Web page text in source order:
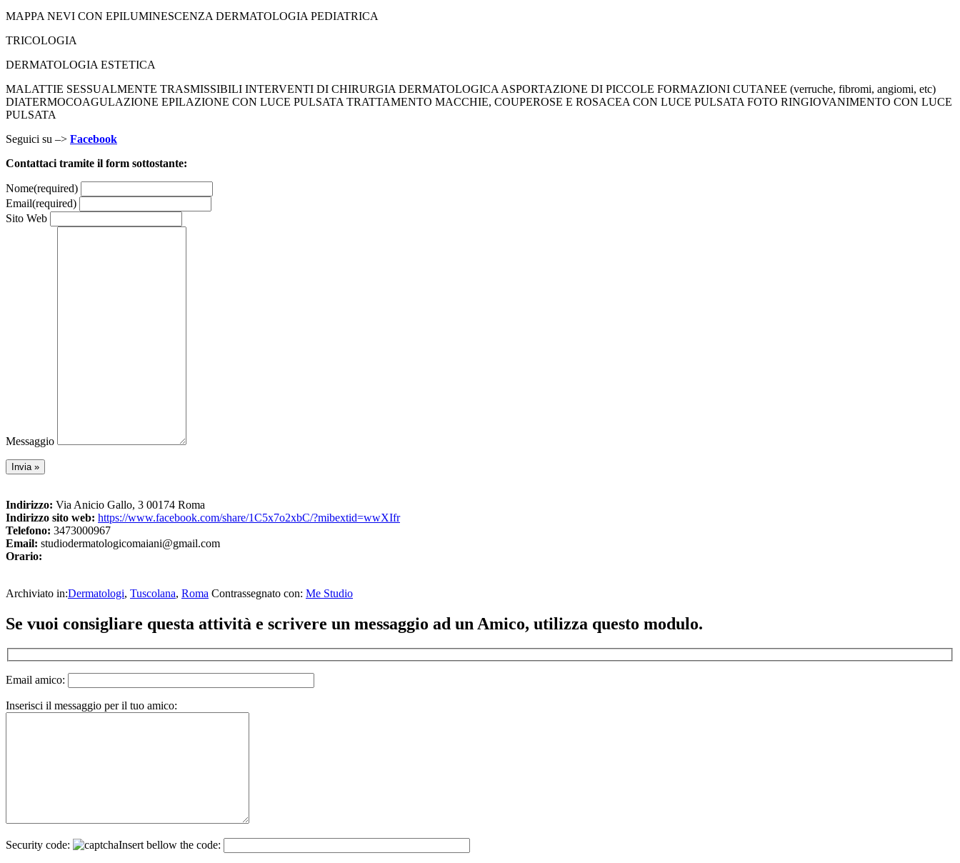
MAPPA NEVI CON EPILUMINESCENZA DERMATOLOGIA PEDIATRICA
TRICOLOGIA
DERMATOLOGIA ESTETICA
MALATTIE SESSUALMENTE TRASMISSIBILI INTERVENTI DI CHIRURGIA DERMATOLOGICA ASPORTAZIONE DI PICCOLE FORMAZIONI CUTANEE (verruche, fibromi, angiomi, etc)
DIATERMOCOAGULAZIONE EPILAZIONE CON LUCE PULSATA TRATTAMENTO MACCHIE, COUPEROSE E ROSACEA CON LUCE PULSATA FOTO RINGIOVANIMENTO CON LUCE
PULSATA
Seguici su –> Facebook
Contattaci tramite il form sottostante:
Nome(required)
Email(required)
Sito Web
Messaggio
Indirizzo: Via Anicio Gallo, 3 00174 Roma
Indirizzo sito web: https://www.facebook.com/share/1C5x7o2xbC/?mibextid=wwXIfr
Telefono: 3473000967
Email: studiodermatologicomaiani@gmail.com
Orario:
Archiviato in:Dermatologi, Tuscolana, Roma Contrassegnato con: Me Studio
Interazioni
lettore
Se vuoi consigliare questa attività e scrivere un messaggio ad un Amico, utilizza questo modulo.
Email amico:
Inserisci il messaggio per il tuo amico:
Security code: Insert bellow the code: